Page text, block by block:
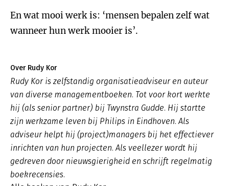
En wat mooi werk is: ‘mensen bepalen zelf wat
wanneer hun werk mooier is’.
Over Rudy Kor
Rudy Kor is zelfstandig organisatieadviseur en auteur
van diverse managementboeken. Tot voor kort werkte
hij (als senior partner) bij Twynstra Gudde. Hij startte
zijn werkzame leven bij Philips in Eindhoven. Als
adviseur helpt hij (project)managers bij het effectiever
inrichten van hun projecten. Als veellezer wordt hij
gedreven door nieuwsgierigheid en schrijft regelmatig
boekrecensies.